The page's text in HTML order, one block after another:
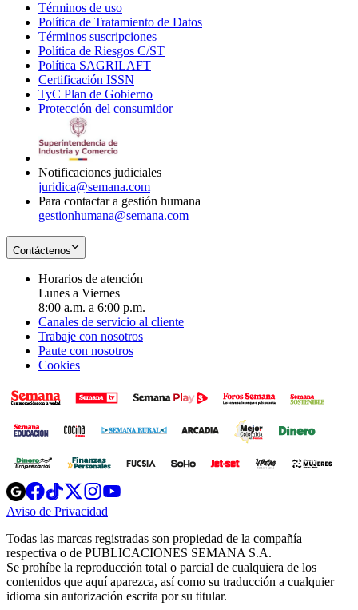
Términos de uso
in
new
window
Política de Tratamiento de Datos
Términos suscripciones
in
Política de Riesgos C/ST
Política SAGRILAFT
new
window
Certificación ISSN
in
new
TyC Plan de Gobierno
in
Protección del consumidorOpens
Notificaciones judiciales
juridica@semana.com
Para contactar a gestión humana
gestionhumana@semana.com
Contáctenos
Horarios de atención
Lunes a Viernes
8:00 a.m. a 6:00 p.m.
Canales de servicio al cliente
Trabaje con nosotros
Paute con nosotros
Cookies
Opens
in
new
Opens
in
new
Opens
in
new
window
Opens
new
windowwindow
Aviso de Privacidad
new
window
Todas las marcas registradas son propiedad de la compañía
respectiva o de PUBLICACIONES SEMANA S.A.
Se prohíbe la reproducción total o parcial de cualquiera de los
contenidos que aquí aparezca, así como su traducción a cualquier
idioma sin autorización escrita por su titular.